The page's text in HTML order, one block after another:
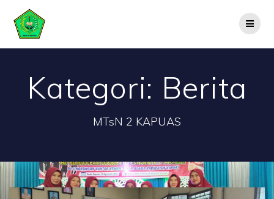
Kategori: Berita
MTsN 2 KAPUAS